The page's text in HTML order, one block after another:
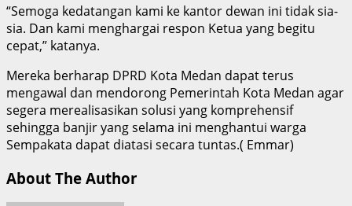
“Semoga kedatangan kami ke kantor dewan ini tidak sia-
sia. Dan kami menghargai respon Ketua yang begitu
cepat,” katanya.
Mereka berharap DPRD Kota Medan dapat terus
mengawal dan mendorong Pemerintah Kota Medan agar
segera merealisasikan solusi yang komprehensif
sehingga banjir yang selama ini menghantui warga
Sempakata dapat diatasi secara tuntas.( Emmar)
About The Author